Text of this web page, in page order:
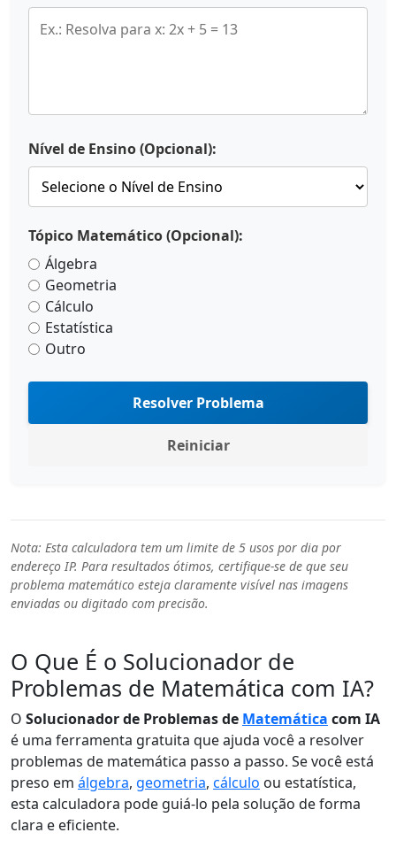
Nível de Ensino (Opcional):
Tópico Matemático (Opcional):
Álgebra
Geometria
Cálculo
Estatística
Outro
Resolver Problema
Reiniciar
Nota: Esta calculadora tem um limite de 5 usos por dia por
endereço IP. Para resultados ótimos, certifique-se de que seu
problema matemático esteja claramente visível nas imagens
enviadas ou digitado com precisão.
O Que É o Solucionador de
Problemas de Matemática com IA?
O Solucionador de Problemas de Matemática com IA
é uma ferramenta gratuita que ajuda você a resolver
problemas de matemática passo a passo. Se você está
preso em álgebra, geometria, cálculo ou estatística,
esta calculadora pode guiá-lo pela solução de forma
clara e eficiente.